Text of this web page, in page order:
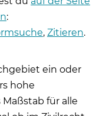
:
, Zitieren.
ein oder
hohe
für alle